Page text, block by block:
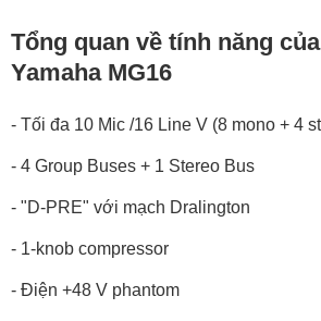
Tổng quan về tính năng
Yamaha MG16
- Tối đa 10 Mic /16 Line V (8 mono + 4
- 4 Group Buses + 1 Stereo Bus
- "D-PRE" với mạch Dralington
- 1-knob compressor
- Điện +48 V phantom